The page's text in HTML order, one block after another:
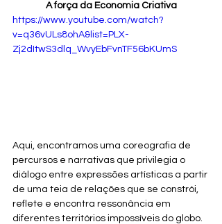
A força da Economia Criativa
https://www.youtube.com/watch?
v=q36vULs8ohA&list=PLX-
Zj2dItwS3dlq_WvyEbFvnTF56bKUmS
Aqui, encontramos uma coreografia de
percursos e narrativas que privilegia o
diálogo entre expressões artísticas a partir
de uma teia de relações que se constrói,
reflete e encontra ressonância em
diferentes territórios impossíveis do globo.